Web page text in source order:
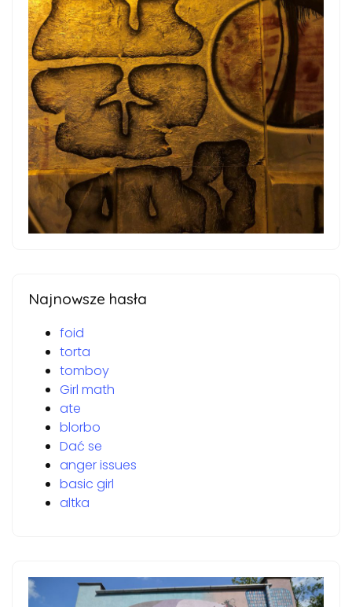
Najnowsze hasła
foid
torta
tomboy
Girl math
ate
blorbo
Dać se
anger issues
basic girl
altka